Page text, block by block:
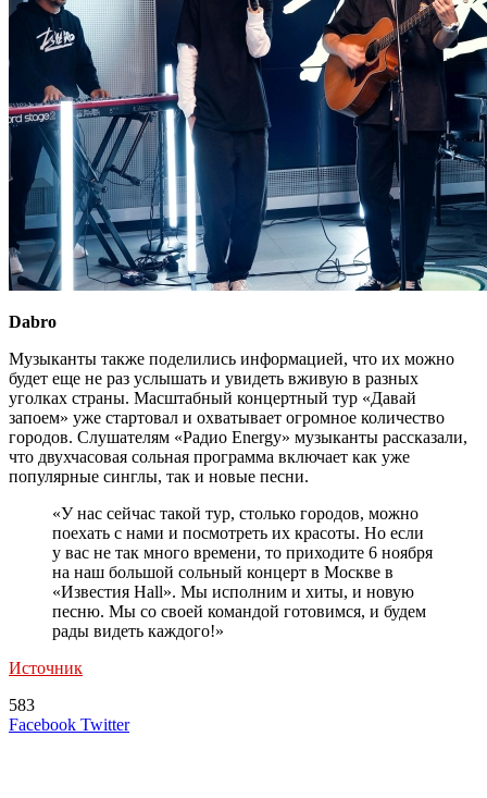
Dabro
Музыканты также поделились информацией, что их можно
будет еще не раз услышать и увидеть вживую в разных
уголках страны. Масштабный концертный тур «Давай
запоем» уже стартовал и охватывает огромное количество
городов. Слушателям «Радио Energy» музыканты рассказали,
что двухчасовая сольная программа включает как уже
популярные синглы, так и новые песни.
«У нас сейчас такой тур, столько городов, можно
поехать с нами и посмотреть их красоты. Но если
у вас не так много времени, то приходите 6 ноября
на наш большой сольный концерт в Москве в
«Известия Hall». Мы исполним и хиты, и новую
песню. Мы со своей командой готовимся, и будем
рады видеть каждого!»
Источник
583
Facebook TwitterLinkedIn
Tumblr
Reddit
Вконтакте
Одноклассники
Skype
Messenger
Messenger
WhatsApp
Telegram
Viber
Line
Поделиться
Печатать